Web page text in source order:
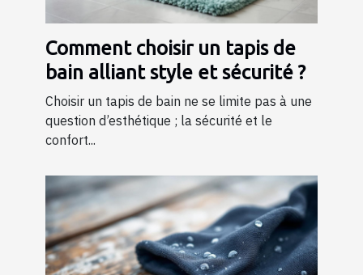
Comment choisir un tapis de
bain alliant style et sécurité ?
Choisir un tapis de bain ne se limite pas à une
question d’esthétique ; la sécurité et le
confort...